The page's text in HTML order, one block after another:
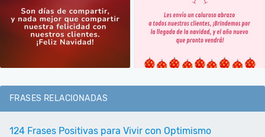
FRASES RELACIONADAS
124 Frases Positivas para Vivir con Optimismo